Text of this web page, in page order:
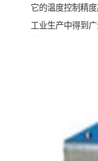
它的温度控制精
工业生产中得到广